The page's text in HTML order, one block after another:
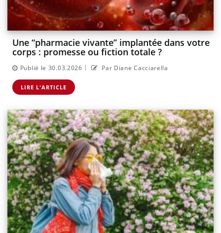
Une “pharmacie vivante” implantée dans votre
corps : promesse ou fiction totale ?
Publié le 30.03.2026 | Par Diane Cacciarella
LIRE L'ARTICLE